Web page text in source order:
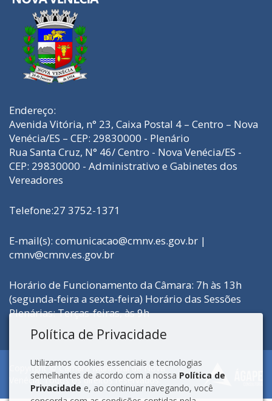
Endereço:
Avenida Vitória, n° 23, Caixa Postal 4 – Centro – Nova
Venécia/ES – CEP: 29830000 - Plenário
Rua Santa Cruz, N° 46/ Centro - Nova Venécia/ES -
CEP: 29830000 - Administrativo e Gabinetes dos
Vereadores
Telefone:27 3752-1371
E-mail(s): comunicacao@cmnv.es.gov.br |
cmnv@cmnv.es.gov.br
Horário de Funcionamento da Câmara: 7h às 13h
(segunda-feira a sexta-feira) Horário das Sessões
Plenárias: Terças-feiras, às 9h
Copyright © Câmara Municipal de Nova
Venécia. Todos os direitos reservados.
Política de Privacidade
Utilizamos cookies essenciais e tecnologias
semelhantes de acordo com a nossa Política de
Privacidade e, ao continuar navegando, você